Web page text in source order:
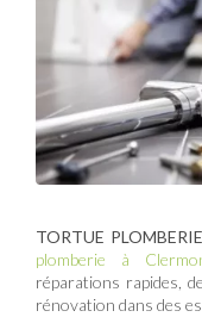
TORTUE PLOMBERIE
plomberie à
réparations rapides,
rénovation dans des